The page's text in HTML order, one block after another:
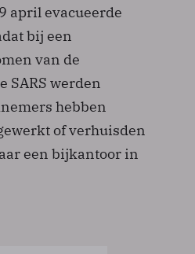
april evacueerde
bij een
van de
SARS werden
hebben
of verhuisden
een bijkantoor in